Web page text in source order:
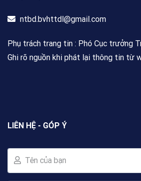
ntbd.bvhttdl@gmail.com
Phụ trách trang tin : Phó Cục trưởng
Ghi rõ nguồn khi phát lại thông tin từ
LIÊN HỆ - GÓP Ý
Tên của bạn